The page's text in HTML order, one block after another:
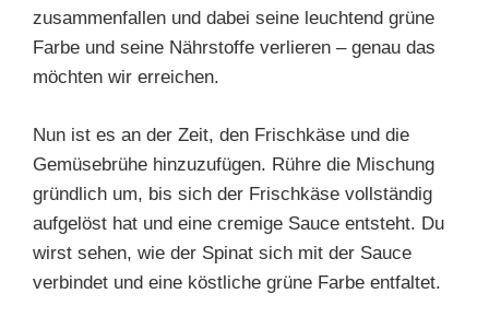
zusammenfallen und dabei seine leuchtend grüne
Farbe und seine Nährstoffe verlieren – genau das
möchten wir erreichen.
Nun ist es an der Zeit, den Frischkäse und die
Gemüsebrühe hinzuzufügen. Rühre die Mischung
gründlich um, bis sich der Frischkäse vollständig
aufgelöst hat und eine cremige Sauce entsteht. Du
wirst sehen, wie der Spinat sich mit der Sauce
verbindet und eine köstliche grüne Farbe entfaltet.